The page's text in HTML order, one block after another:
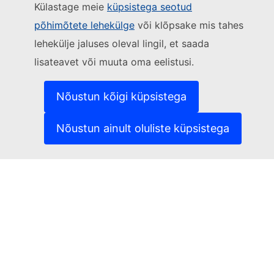
Külastage meie küpsistega seotud
põhimõtete lehekülge või klõpsake mis tahes
lehekülje jaluses oleval lingil, et saada
lisateavet või muuta oma eelistusi.
Nõustun kõigi küpsistega
Nõustun ainult oluliste küpsistega
Jälgige Euroopa Komisjoni
Võtke meiega ühendust(Välislink)
Teatage turvanõrkusest(Välislink)
Keeled meie veebisaitidel(Välislink)
(Välislink)
Isikuandmete kaitse
Õigusteave (Välislink)